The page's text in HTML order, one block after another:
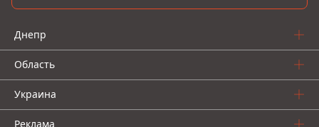
Днепр
Область
Украина
Реклама